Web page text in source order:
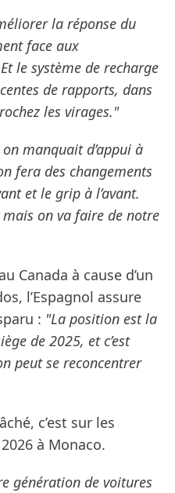
la réponse du
face aux
le système de recharge
de rapports, dans
les virages."
manquait d’appui à
fera des changements
et le grip à l’avant.
mais on va faire de notre
Canada à cause d’un
l’Espagnol assure
: "La position est la
de 2025, et c’est
peut se reconcentrer
c’est sur les
à Monaco.
génération de voitures